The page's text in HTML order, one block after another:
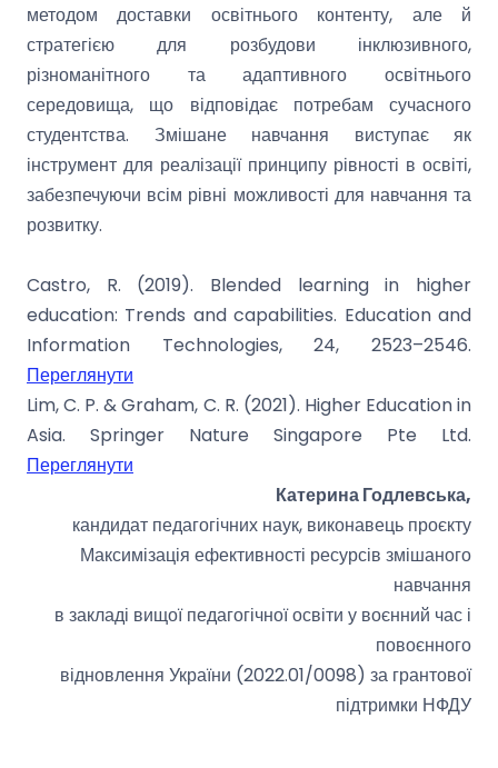
методом доставки освітнього контенту, але й
стратегією для розбудови інклюзивного,
різноманітного та адаптивного освітнього
середовища, що відповідає потребам сучасного
студентства. Змішане навчання виступає як
інструмент для реалізації принципу рівності в освіті,
забезпечуючи всім рівні можливості для навчання та
розвитку.
Castro, R. (2019). Blended learning in higher
education: Trends and capabilities. Education and
Information Technologies, 24, 2523–2546.
Переглянути
Lim, C. P. & Graham, C. R. (2021). Higher Education in
Asia. Springer Nature Singapore Pte Ltd.
Переглянути
Катерина Годлевська,
кандидат педагогічних наук, виконавець проєкту
Максимізація ефективності ресурсів змішаного
навчання
в закладі вищої педагогічної освіти у воєнний час і
повоєнного
відновлення України (2022.01/0098) за грантової
підтримки НФДУ